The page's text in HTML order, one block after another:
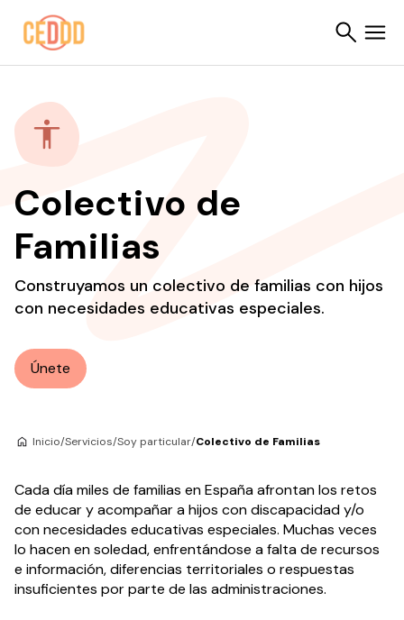
Colectivo de
Familias
Construyamos un colectivo de familias con hijos
con necesidades educativas especiales.
Únete
Inicio/Servicios/Soy particular/Colectivo de Familias
Cada día miles de familias en España afrontan los retos
de educar y acompañar a hijos con discapacidad y/o
con necesidades educativas especiales. Muchas veces
lo hacen en soledad, enfrentándose a falta de recursos
e información, diferencias territoriales o respuestas
insuficientes por parte de las administraciones.